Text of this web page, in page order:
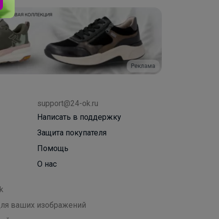
Реклама
support@24-ok.ru
Написать в поддержку
Защита покупателя
Помощь
О нас
ваших изображений